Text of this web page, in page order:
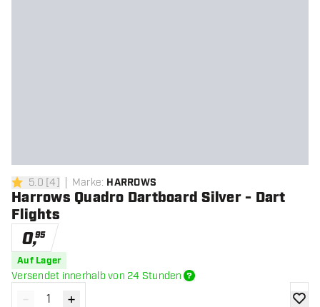
5 Bewertungssterne
5.0 [4] Marke: HARROWS
Harrows Quadro Dartboard Silver - Dart
Flights
0,95
Auf Lager
Versendet innerhalb von 24 Stunden
- +